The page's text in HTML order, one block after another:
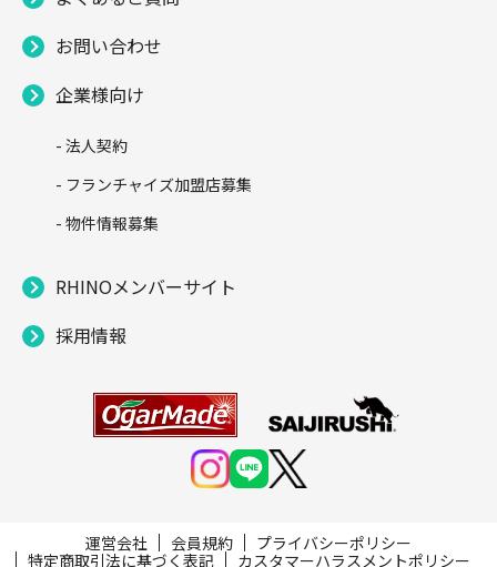
お問い合わせ
企業様向け
- 法人契約
- フランチャイズ加盟店募集
- 物件情報募集
RHINOメンバーサイト
採用情報
運営会社 会員規約
プライバシーポリシー
特定商取引法に基づく表記
カスタマーハラスメントポリシー